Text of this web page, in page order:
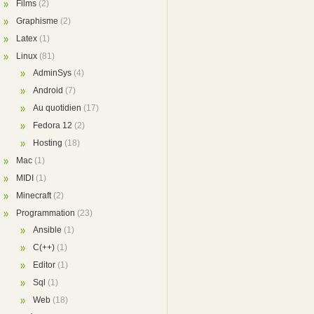
Films (2)
Graphisme (2)
Latex (1)
Linux (81)
AdminSys (4)
Android (7)
Au quotidien (17)
Fedora 12 (2)
Hosting (18)
Mac (1)
MIDI (1)
Minecraft (2)
Programmation (23)
Ansible (1)
C(++) (1)
Editor (1)
Sql (1)
Web (18)